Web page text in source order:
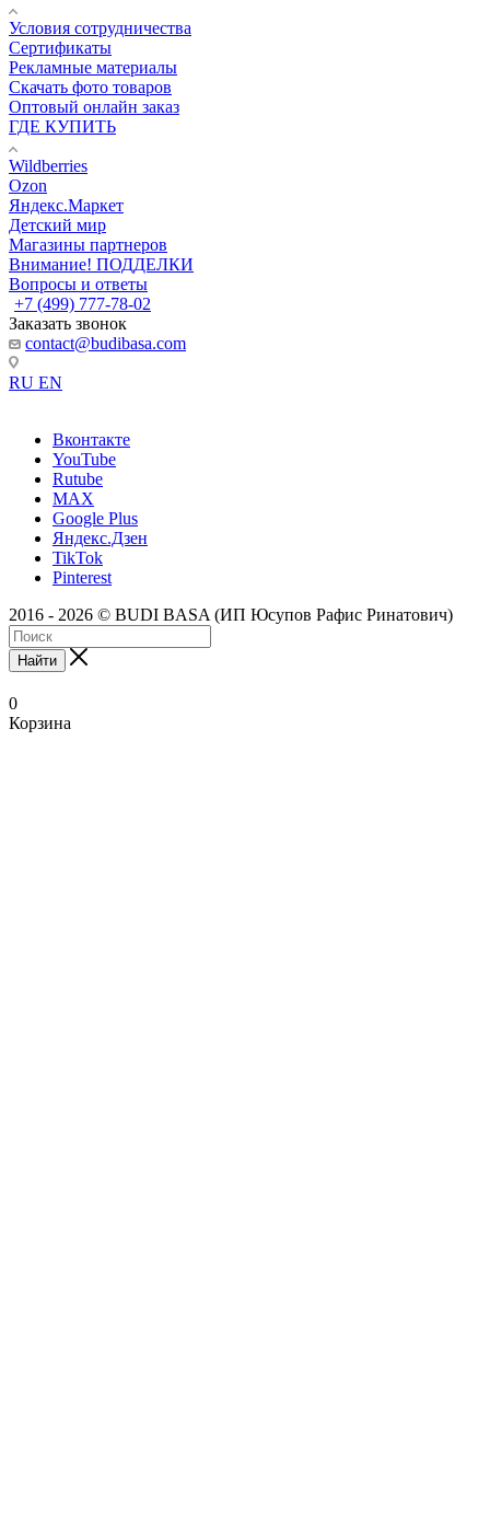
Условия сотрудничества
Сертификаты
Рекламные материалы
Скачать фото товаров
Оптовый онлайн заказ
ГДЕ КУПИТЬ
Wildberries
Ozon
Яндекс.Маркет
Детский мир
Магазины партнеров
Внимание! ПОДДЕЛКИ
Вопросы и ответы
+7 (499) 777-78-02
Заказать звонок
contact@budibasa.com
RU EN
Вконтакте
YouTube
Rutube
MAX
Google Plus
Яндекс.Дзен
TikTok
Pinterest
2016 - 2026 © BUDI BASA (ИП Юсупов Рафис Ринатович)
Найти
0
Корзина